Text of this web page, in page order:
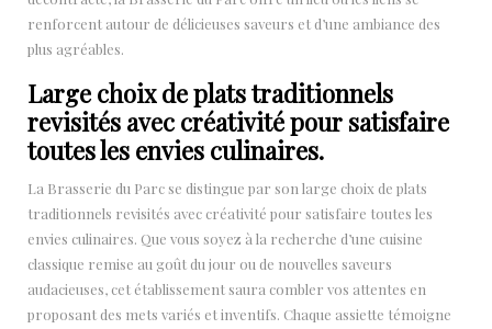
renforcent autour de délicieuses saveurs et d’une ambiance des
plus agréables.
Large choix de plats traditionnels
revisités avec créativité pour satisfaire
toutes les envies culinaires.
La Brasserie du Parc se distingue par son large choix de plats
traditionnels revisités avec créativité pour satisfaire toutes les
envies culinaires. Que vous soyez à la recherche d’une cuisine
classique remise au goût du jour ou de nouvelles saveurs
audacieuses, cet établissement saura combler vos attentes en
proposant des mets variés et inventifs. Chaque assiette témoigne